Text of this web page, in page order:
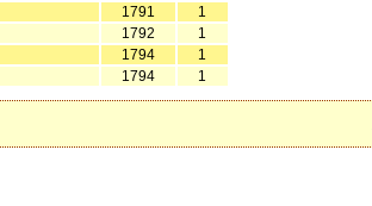
1791
1
1792
1
1794
1
1794 1